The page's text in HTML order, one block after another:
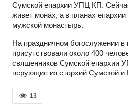
Сумской епархии УПЦ КП.
живет монах, а в планах епархии
мужской монастырь.
На праздничном богослужении в
присутствовали около 400
священников Сумской епархии
верующие из епархий Сумской и
13